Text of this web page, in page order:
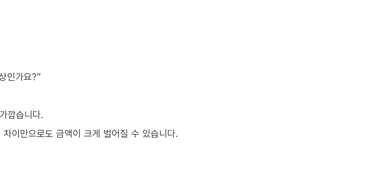
인가요?”
깝습니다.
이만으로도 금액이 크게 벌어질 수 있습니다.